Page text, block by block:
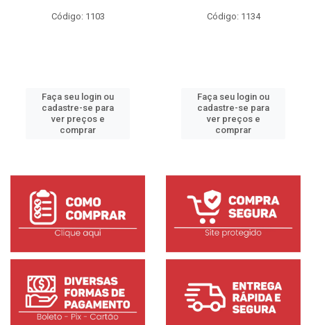
Código: 1103
Faça seu login ou
cadastre-se para
ver preços e
comprar
Código: 1134
Faça seu login ou
cadastre-se para
ver preços e
comprar